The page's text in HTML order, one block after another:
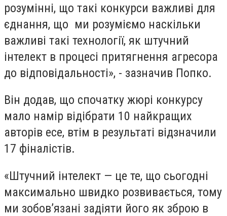
розумінні, що такі конкурси важливі для
єднання, що ми розуміємо наскільки
важливі такі технології, як штучний
інтелект в процесі притягнення агресора
до відповідальності», - зазначив Попко.
Він додав, що спочатку жюрі конкурсу
мало намір відібрати 10 найкращих
авторів есе, втім в результаті відзначили
17 фіналістів.
«Штучний інтелект — це те, що сьогодні
максимально швидко розвивається, тому
ми зобов’язані задіяти його як зброю в